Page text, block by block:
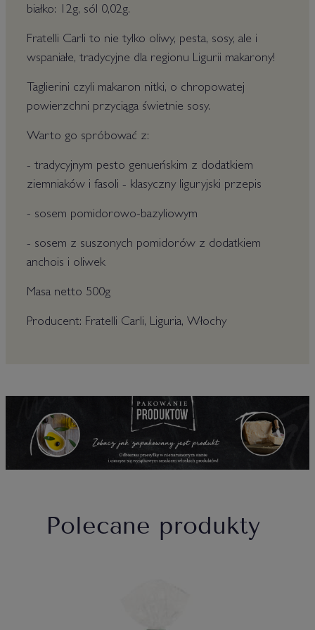
białko: 12g, sól 0,02g.
Fratelli Carli to nie tylko oliwy, pesta, sosy, ale i
wspaniałe, tradycyjne dla regionu Ligurii makarony!
Taglierini czyli makaron nitki, o chropowatej
powierzchni przyciąga świetnie sosy.
Warto go spróbować z:
- tradycyjnym pesto genueńskim z dodatkiem
ziemniaków i fasoli - klasyczny liguryjski przepis
- sosem pomidorowo-bazyliowym
- sosem z suszonych pomidorów z dodatkiem
anchois i oliwek
Masa netto 500g
Producent: Fratelli Carli, Liguria, Włochy
Polecane produkty